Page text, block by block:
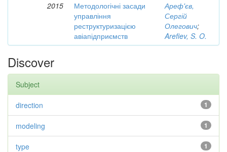
2015
Методологічні засади
управління
реструктуризацією
авіапідприємств
Ареф'єв,
Сергій
Олегович;
Arefiev, S. O.
Discover
Subject
1
direction
1
modeling
1
type